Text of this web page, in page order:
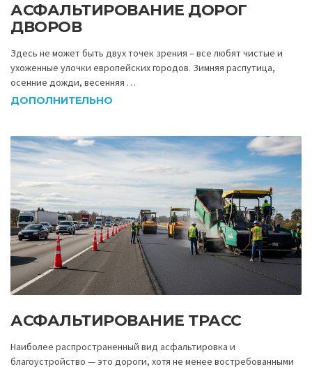
АСФАЛЬТИРОВАНИЕ ДОРОГ
ДВОРОВ
Здесь не может быть двух точек зрения – все любят чистые и
ухоженные улочки европейских городов. Зимняя распутица,
осенние дожди, весенняя …
ДОПОЛНИТЕЛЬНО
АСФАЛЬТИРОВАНИЕ ТРАСС
Наиболее распространенный вид асфальтировка и
благоустройство — это дороги, хотя не менее востребованными